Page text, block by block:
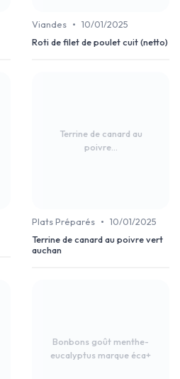
Viandes • 10/01/2025
Roti de filet de poulet cuit (netto)
Terrine de canard au
poivre...
Plats Préparés • 10/01/2025
Terrine de canard au poivre vert
auchan
Bonbons goût menthe-
eucalyptus marque éca+